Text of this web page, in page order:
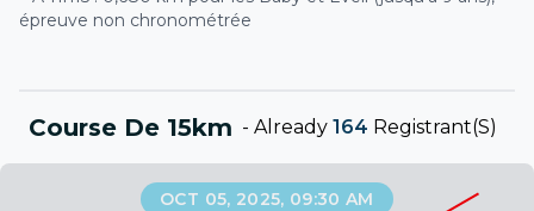
épreuve non chronométrée
Course De 15km - Already 164 Registrant(s)
OCT 05, 2025, 09:30 AM